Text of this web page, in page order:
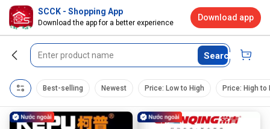
Search
Best-selling Newest Price: Low to High Price: High to
SCCK - Shopping App
Download the app for a better experience
Download app